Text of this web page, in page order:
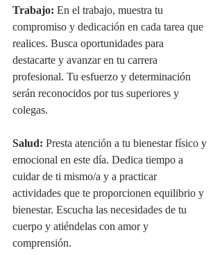
Trabajo: En el trabajo, muestra tu
compromiso y dedicación en cada tarea que
realices. Busca oportunidades para
destacarte y avanzar en tu carrera
profesional. Tu esfuerzo y determinación
serán reconocidos por tus superiores y
colegas.
Salud: Presta atención a tu bienestar físico y
emocional en este día. Dedica tiempo a
cuidar de ti mismo/a y a practicar
actividades que te proporcionen equilibrio y
bienestar. Escucha las necesidades de tu
cuerpo y atiéndelas con amor y
comprensión.